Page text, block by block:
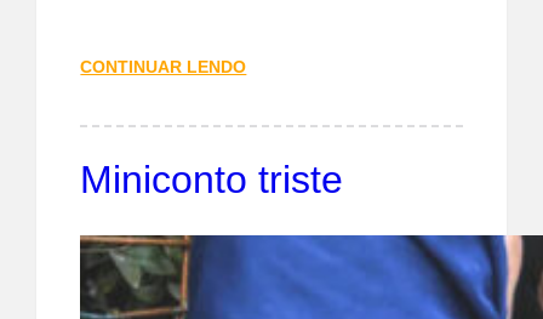
CONTINUAR LENDO
Miniconto triste